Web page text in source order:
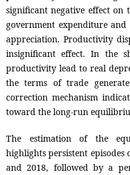
significant negative effect on
government expenditure
appreciation. Productivity
insignificant effect. In the
productivity lead to real
the terms of trade
correction mechanism
toward the long-run
The estimation of the
highlights persistent
and 2018, followed by a